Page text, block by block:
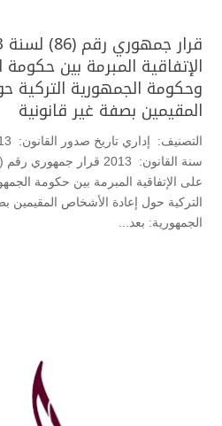
الإتفاقية المبرمة بين حكومة
وحكومة الجمهورية التركية
المقيمين بصفة غير قانونية
على الإتفاقية المبرمة بين حكومة
التركية حول إعادة الأشخاص المقيمين
الجمهورية: بعد...